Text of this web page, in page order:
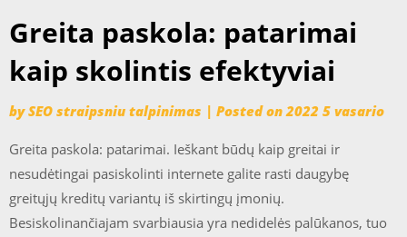
Greita paskola: patarimai
kaip skolintis efektyviai
bySEO straipsniu talpinimas | Posted on2022 5 vasario
Greita paskola: patarimai. Ieškant būdų kaip greitai ir
nesudėtingai pasiskolinti internete galite rasti daugybę
greitųjų kreditų variantų iš skirtingų įmonių.
Besiskolinančiajam svarbiausia yra nedidelės palūkanos, tuo